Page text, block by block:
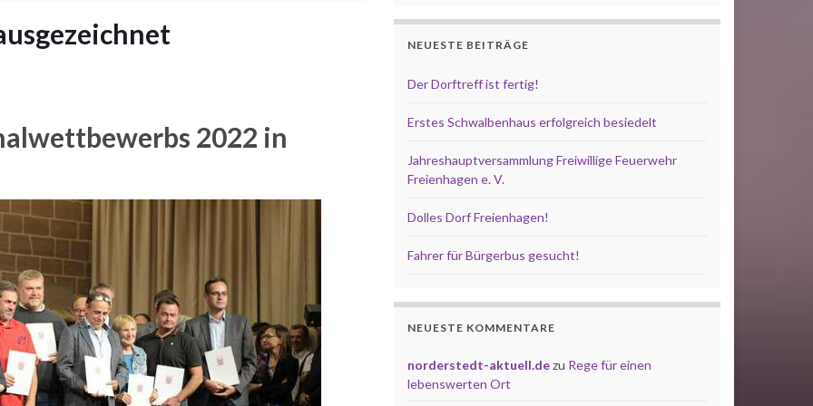
2022 in
NEUESTE BEITRÄGE
Der Dorftreff ist fertig!
Erstes Schwalbenhaus erfolgreich besiedelt
Jahreshauptversammlung Freiwillige Feuerwehr
Freienhagen e. V.
Dolles Dorf Freienhagen!
Fahrer für Bürgerbus gesucht!
NEUESTE KOMMENTARE
norderstedt-aktuell.dezu Rege für einen
lebenswerten Ort